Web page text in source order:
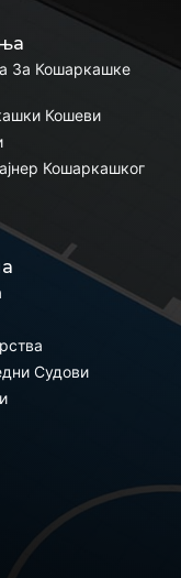
За Кошаркашке
Кошеви
Кошаркашког
Судови